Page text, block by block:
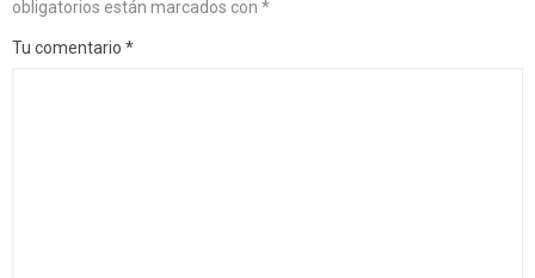
obligatorios están marcados con *
Tu comentario *